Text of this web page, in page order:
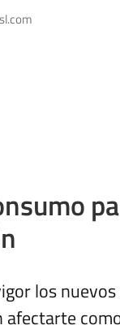
los
afectarte